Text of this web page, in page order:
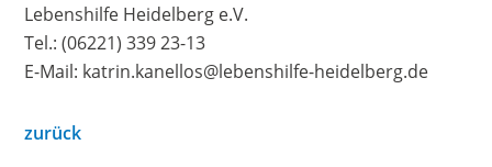
Lebenshilfe Heidelberg e.V.
Tel.: (06221) 339 23-13
E-Mail: katrin.kanellos@lebenshilfe-heidelberg.de
zurück